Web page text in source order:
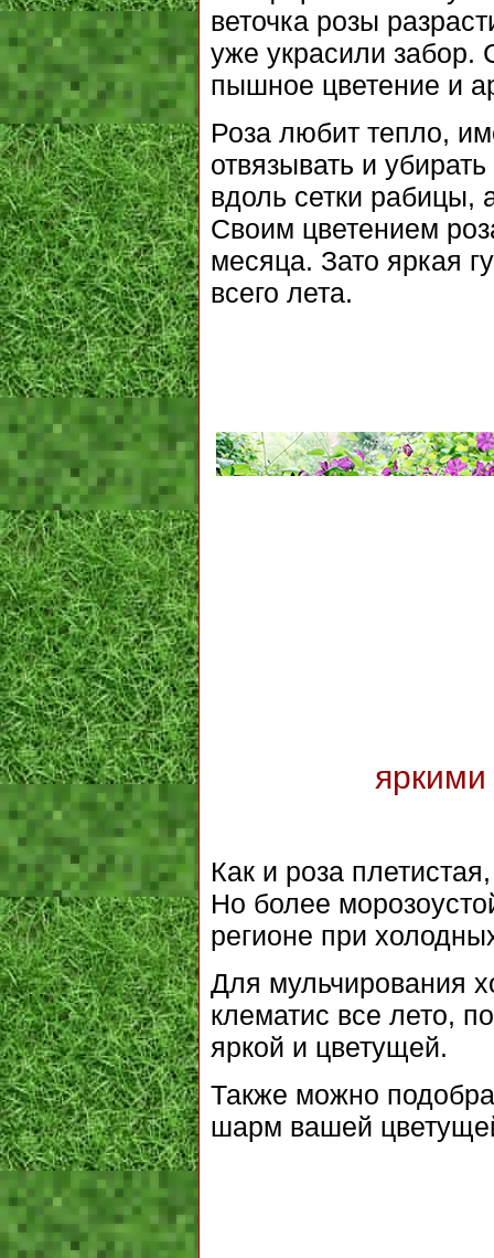
веточка розы
уже украсили забор.
пышное цветение и
Роза любит тепло,
отвязывать и
вдоль сетки рабицы,
Своим цветением
месяца. Зато яркая
всего лета.
Как и роза
Но более
регионе при
Для мульчирования
клематис все лето,
яркой и цветущей.
Также можно
шарм вашей